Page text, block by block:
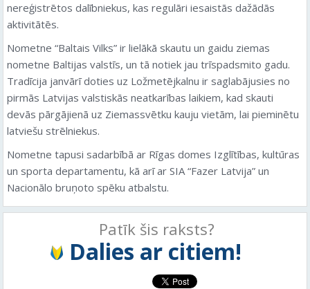
nereģistrētos dalībniekus, kas regulāri iesaistās dažādās
aktivitātēs.
Nometne “Baltais Vilks” ir lielākā skautu un gaidu ziemas
nometne Baltijas valstīs, un tā notiek jau trīspadsmito gadu.
Tradīcija janvārī doties uz Ložmetējkalnu ir saglabājusies no
pirmās Latvijas valstiskās neatkarības laikiem, kad skauti
devās pārgājienā uz Ziemassvētku kauju vietām, lai pieminētu
latviešu strēlniekus.
Nometne tapusi sadarbībā ar Rīgas domes Izglītības, kultūras
un sporta departamentu, kā arī ar SIA “Fazer Latvija” un
Nacionālo bruņoto spēku atbalstu.
Patīk šis raksts?
Dalies ar citiem!